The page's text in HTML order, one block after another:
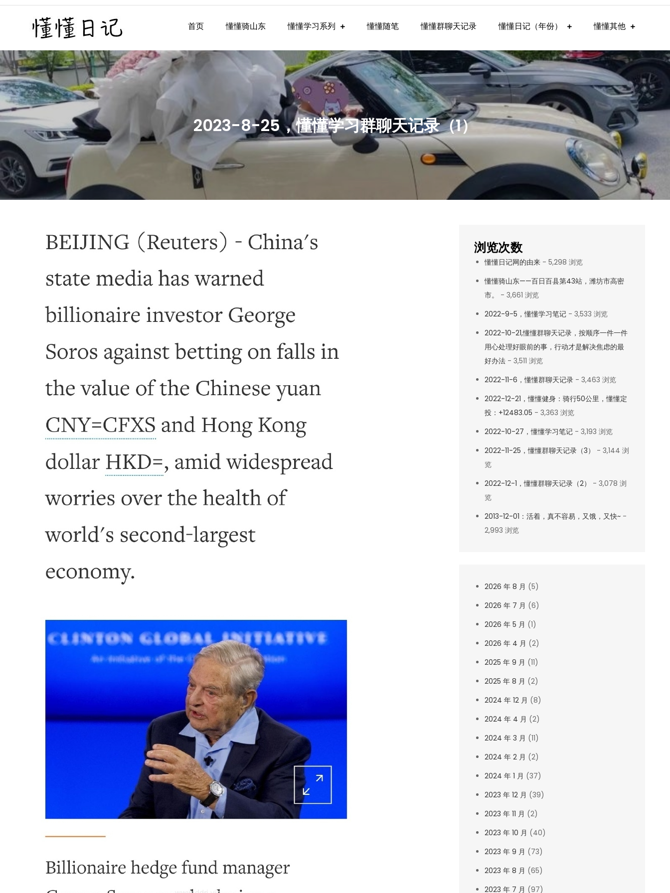
Skip
懂懂日记
懂懂日记网每天同步更新懂懂学习群内容
首页 懂懂骑山东 懂懂学习系列 懂懂随笔 懂懂群聊天记录 懂懂日记（年份） 懂懂其他
2023-8-25，懂懂学习群聊天记录（1）
浏览次数
懂懂日记网的由来- 5,298 浏览
懂懂骑山东——百日百县第43站，潍坊市高密
市。
- 3,661 浏览
2022-9-5，懂懂学习笔记- 3,533 浏览
2022-10-21,懂懂群聊天记录，按顺序一件一件
用心处理好眼前的事，行动才是解决焦虑的最
好办法- 3,511 浏览
2022-11-6，懂懂群聊天记录- 3,463 浏览
2022-12-21，懂懂健身：骑行50公里，懂懂定
投：+12483.05 - 3,363 浏览
2022-10-27，懂懂学习笔记- 3,193 浏览
2022-11-25，懂懂群聊天记录（3）
- 3,144 浏
览
2022-12-1，懂懂群聊天记录（2）
- 3,078 浏
览
2013-12-01：活着，真不容易，又饿，又快~-
2,993 浏览
2026 年 8 月 (5)
2026 年 7 月 (6)
2026 年 5 月 (1)
2026 年 4 月 (2)
2025 年 9 月 (11)
2025 年 8 月 (2)
2024 年 12 月 (8)
2024 年 4 月 (2)
2024 年 3 月 (11)
2024 年 2 月 (2)
2024 年 1 月 (37)
2023 年 12 月 (39)
2023 年 11 月 (2)
2023 年 10 月 (40)
2023 年 9 月 (73)
2023 年 8 月 (65)
2023 年 7 月 (97)